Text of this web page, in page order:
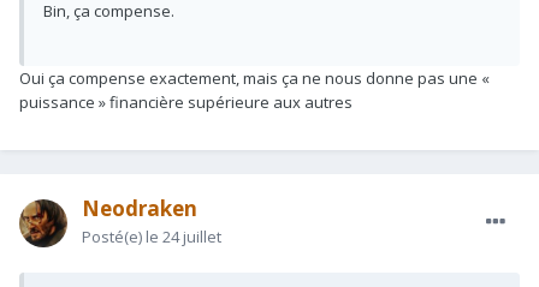
Bin, ça compense.
Oui ça compense exactement, mais ça ne nous donne pas une «
puissance » financière supérieure aux autres
Neodraken
Posté(e) le 24 juillet